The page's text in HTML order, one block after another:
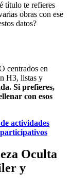
obras con ese
datos?
centrados en
H3, listas y
Si prefieres,
con esos
actividades
Oculta
y